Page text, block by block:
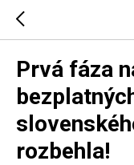
Prvá fáza
rozbehla!